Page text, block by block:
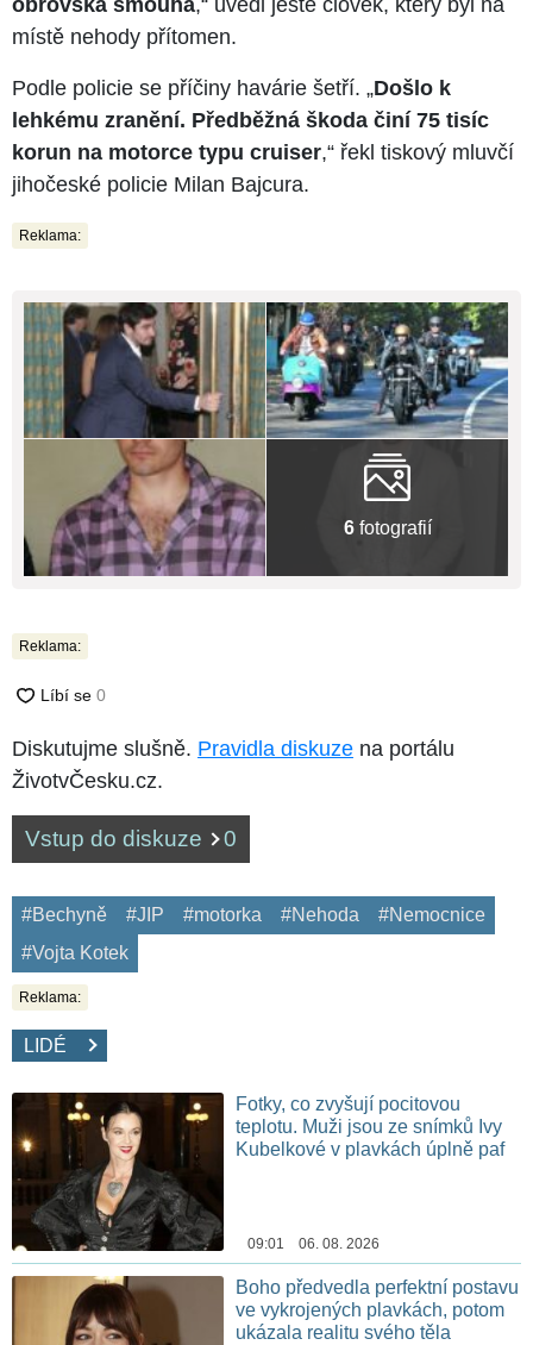
obrovská šmouha,“ uvedl ještě člověk, který byl na
místě nehody přítomen.
Podle policie se příčiny havárie šetří. „Došlo k
lehkému zranění. Předběžná škoda činí 75 tisíc
korun na motorce typu cruiser,“ řekl tiskový mluvčí
jihočeské policie Milan Bajcura.
Reklama:
6fotografií
Reklama:
Diskutujme slušně. Pravidla diskuze na portálu
ŽivotvČesku.cz.
Vstup do diskuze 0
#Bechyně #JIP #motorka #Nehoda
#Nemocnice
#Vojta Kotek
Reklama:
LIDÉ
Fotky, co zvyšují pocitovou
teplotu. Muži jsou ze snímků Ivy
Kubelkové v plavkách úplně paf
09:01 06. 08. 2026
Boho předvedla perfektní postavu
ve vykrojených plavkách, potom
ukázala realitu svého těla